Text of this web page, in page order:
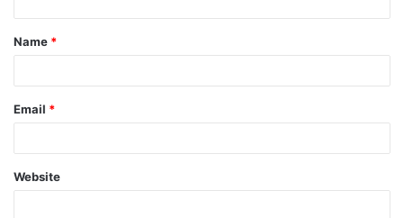
Name *
Email *
Website